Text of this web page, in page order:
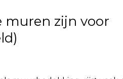
muren zijn voor